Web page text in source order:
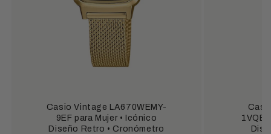
Casio Vintage LA670WEMY-
9EF para Mujer • Icónico
Diseño Retro • Cronómetro